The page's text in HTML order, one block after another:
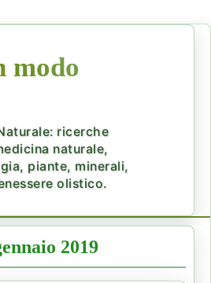
modo
ricerche
naturale,
piante, minerali,
olistico.
2019